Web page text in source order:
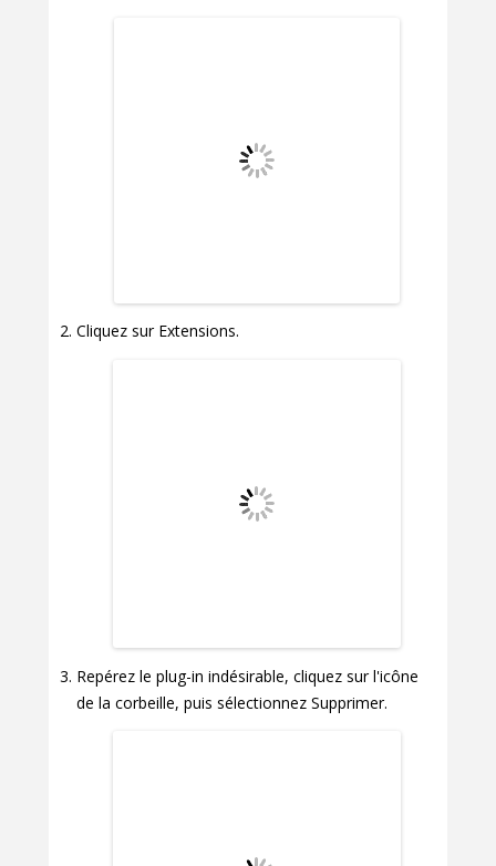
Cliquez sur Extensions.
Repérez le plug-in indésirable, cliquez sur l'icône
de la corbeille, puis sélectionnez Supprimer.